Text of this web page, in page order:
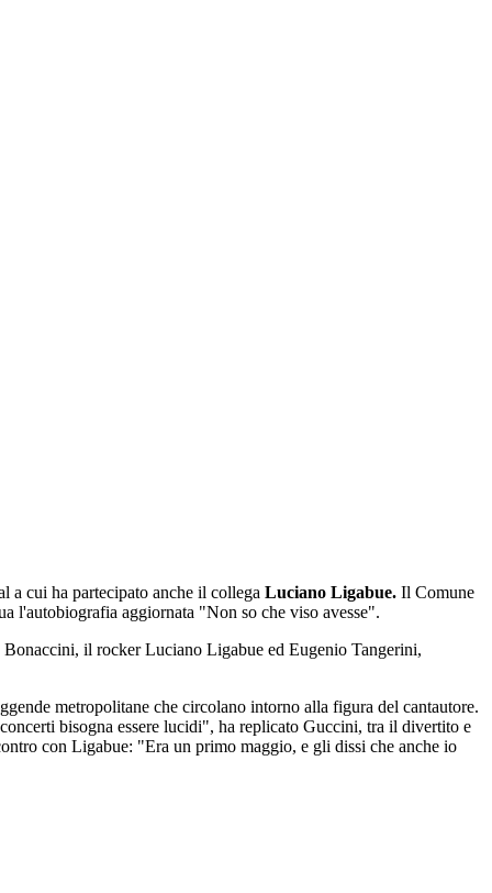
a cui ha partecipato anche il collega Luciano Ligabue. Il Comune
l'autobiografia aggiornata "Non so che viso avesse".
il rocker Luciano Ligabue ed Eugenio Tangerini,
metropolitane che circolano intorno alla figura del cantautore.
bisogna essere lucidi", ha replicato Guccini, tra il divertito e
con Ligabue: "Era un primo maggio, e gli dissi che anche io